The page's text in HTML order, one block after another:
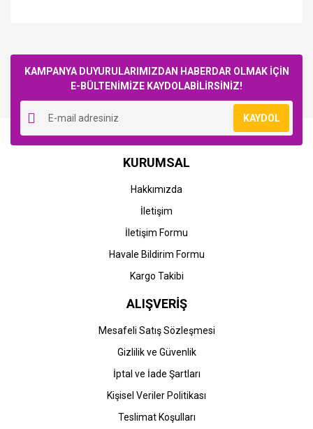
Yorum Yaz
Orjinal Siyah Kartuşu
D2560-D2660-D2660-
F4210-F4272-F4280-
110-ENVY 114-C4670-
Orjinal Renkli Kartuşu
2.229,79 TL
HP 300-CC640EE (D1660-
D2560-D2660-D2660-
D5560-F2420-F2480-
F4210-F4272-F4280-
F4580-ENVY 100-ENVY
HP
HP 300-CC643EE (D1660-
D2560-D2660-D2660-
D5560-F2420-F2480-
F4210-F4272-F4280-
F4580-ENVY 100-ENVY
714,68 TL
KAMPANYA DUYURULARIMIZDAN HABERDAR OLMAK İÇİN
E-BÜLTENİMİZE KAYDOLABİLİRSİNİZ!
KAYDOL
KURUMSAL
Hakkımızda
İletişim
İletişim Formu
Havale Bildirim Formu
Kargo Takibi
ALIŞVERİŞ
Mesafeli Satış Sözleşmesi
Gizlilik ve Güvenlik
İptal ve İade Şartları
Kişisel Veriler Politikası
Teslimat Koşulları